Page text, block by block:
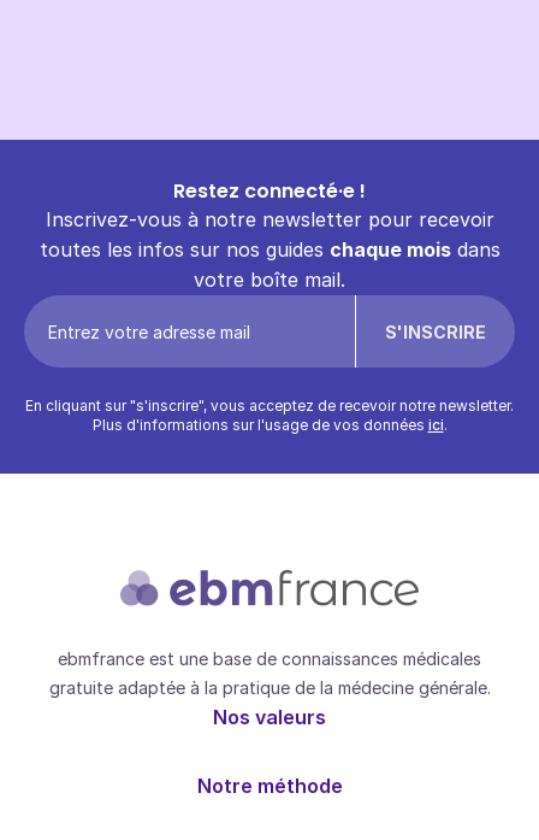
Restez connecté·e !
Inscrivez-vous à notre newsletter pour recevoir
toutes les infos sur nos guides chaque moisdans
votre boîte mail.
En cliquant sur "s'inscrire", vous acceptez de recevoir notre newsletter.
Plus d'informations sur l'usage de vos données ici.
ebmfrance est une base de connaissances médicales
gratuite adaptée à la pratique de la médecine générale.
Nos valeurs
Notre méthode